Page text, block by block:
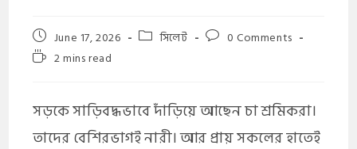
June 17, 2026 সিলেট
0 Comments
2 mins read
সড়কে সাড়িবদ্ধভাবে দাঁড়িয়ে আছেন চা শ্রমিকরা।
তাদের বেশিরভাগই নারী। আর প্রায় সকলের হাতেই